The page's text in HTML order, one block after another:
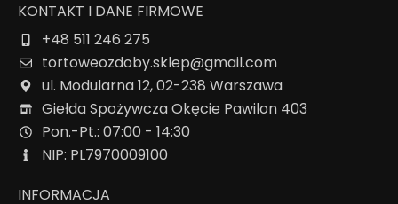
KONTAKT I DANE FIRMOWE
+48 511 246 275
tortoweozdoby.sklep@gmail.com
ul. Modularna 12, 02-238 Warszawa
Giełda Spożywcza Okęcie Pawilon 403
Pon.-Pt.: 07:00 - 14:30
NIP: PL7970009100
INFORMACJA